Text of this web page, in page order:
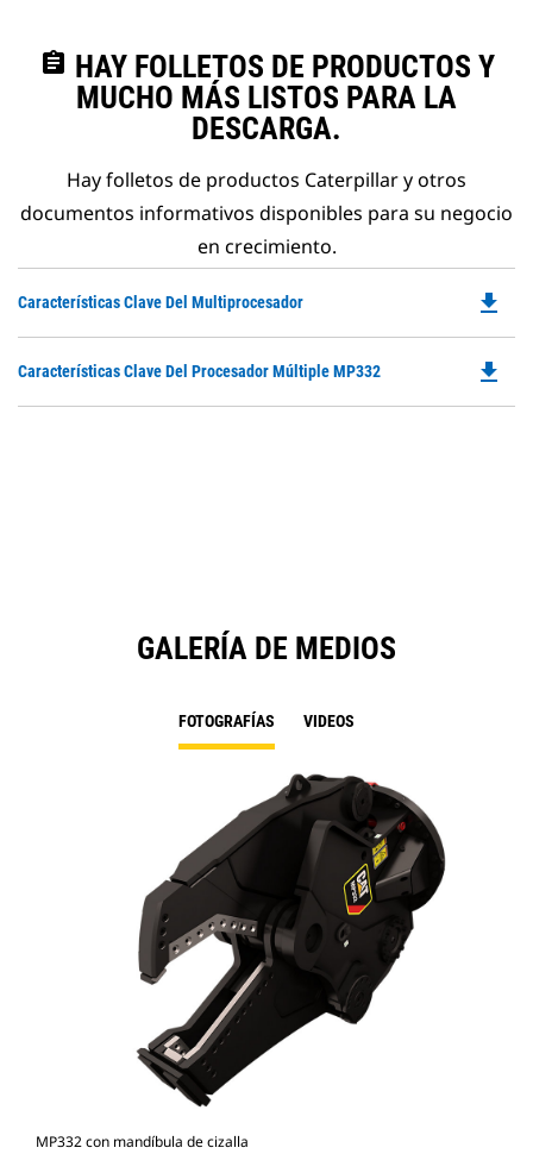
assignment HAY FOLLETOS DE PRODUCTOS Y
MUCHO MÁS LISTOS PARA LA
DESCARGA.
Hay folletos de productos Caterpillar y otros
documentos informativos disponibles para su negocio
en crecimiento.
Características Clave Del Multiprocesador
a
file_download
Características Clave Del Procesador Múltiple MP332 file_download
GALERÍA DE MEDIOS
FOTOGRAFÍAS VIDEOS
MP332 con mandíbula de cizalla